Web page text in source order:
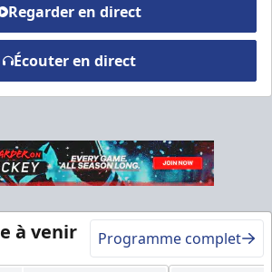
Espace Prestige Info
Appel (819) 519-1634
Regarder en direct
Écouter en direct
à venir Programme complet